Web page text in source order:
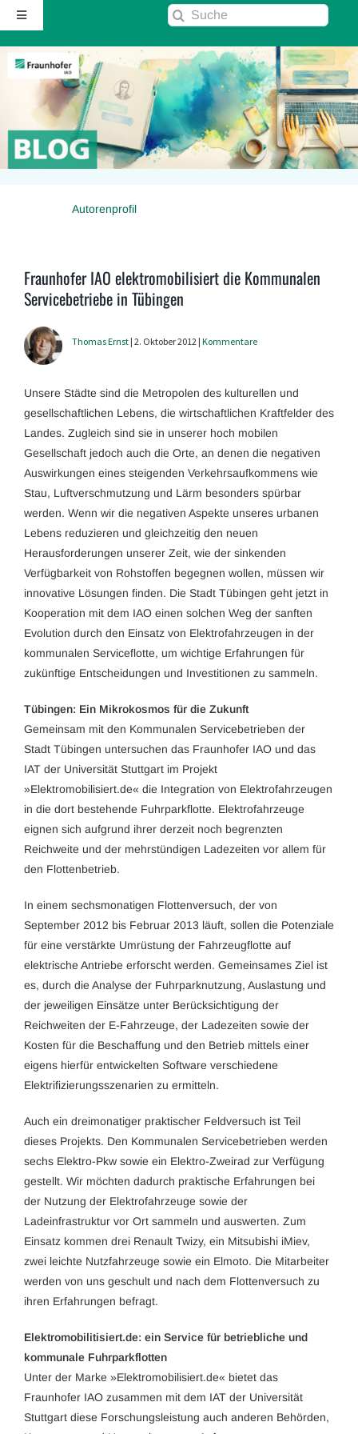
Zum
Inhalt
springen
Toggle
Navigation
Startseite
Über diesen Blog
Kontakt
Kommentarrichtlinie
Suche
Autorenprofil
Fraunhofer IAO elektromobilisiert die Kommunalen
Servicebetriebe in Tübingen
Thomas Ernst | 2. Oktober 2012 | Kommentare
Unsere Städte sind die Metropolen des kulturellen und
gesellschaftlichen Lebens, die wirtschaftlichen Kraftfelder des
Landes. Zugleich sind sie in unserer hoch mobilen
Gesellschaft jedoch auch die Orte, an denen die negativen
Auswirkungen eines steigenden Verkehrsaufkommens wie
Stau, Luftverschmutzung und Lärm besonders spürbar
werden. Wenn wir die negativen Aspekte unseres urbanen
Lebens reduzieren und gleichzeitig den neuen
Herausforderungen unserer Zeit, wie der sinkenden
Verfügbarkeit von Rohstoffen begegnen wollen, müssen wir
innovative Lösungen finden. Die Stadt Tübingen geht jetzt in
Kooperation mit dem IAO einen solchen Weg der sanften
Evolution durch den Einsatz von Elektrofahrzeugen in der
kommunalen Serviceflotte, um wichtige Erfahrungen für
zukünftige Entscheidungen und Investitionen zu sammeln.
Tübingen: Ein Mikrokosmos für die Zukunft
Gemeinsam mit den Kommunalen Servicebetrieben der
Stadt Tübingen untersuchen das Fraunhofer IAO und das
IAT der Universität Stuttgart im Projekt
»Elektromobilisiert.de« die Integration von Elektrofahrzeugen
in die dort bestehende Fuhrparkflotte. Elektrofahrzeuge
eignen sich aufgrund ihrer derzeit noch begrenzten
Reichweite und der mehrstündigen Ladezeiten vor allem für
den Flottenbetrieb.
In einem sechsmonatigen Flottenversuch, der von
September 2012 bis Februar 2013 läuft, sollen die Potenziale
für eine verstärkte Umrüstung der Fahrzeugflotte auf
elektrische Antriebe erforscht werden. Gemeinsames Ziel ist
es, durch die Analyse der Fuhrparknutzung, Auslastung und
der jeweiligen Einsätze unter Berücksichtigung der
Reichweiten der E-Fahrzeuge, der Ladezeiten sowie der
Kosten für die Beschaffung und den Betrieb mittels einer
eigens hierfür entwickelten Software verschiedene
Elektrifizierungsszenarien zu ermitteln.
Auch ein dreimonatiger praktischer Feldversuch ist Teil
dieses Projekts. Den Kommunalen Servicebetrieben werden
sechs Elektro-Pkw sowie ein Elektro-Zweirad zur Verfügung
gestellt. Wir möchten dadurch praktische Erfahrungen bei
der Nutzung der Elektrofahrzeuge sowie der
Ladeinfrastruktur vor Ort sammeln und auswerten. Zum
Einsatz kommen drei Renault Twizy, ein Mitsubishi iMiev,
zwei leichte Nutzfahrzeuge sowie ein Elmoto. Die Mitarbeiter
werden von uns geschult und nach dem Flottenversuch zu
ihren Erfahrungen befragt.
Elektromobilitisiert.de: ein Service für betriebliche und
kommunale Fuhrparkflotten
Unter der Marke »Elektromobilisiert.de« bietet das
Fraunhofer IAO zusammen mit dem IAT der Universität
Stuttgart diese Forschungsleistung auch anderen Behörden,